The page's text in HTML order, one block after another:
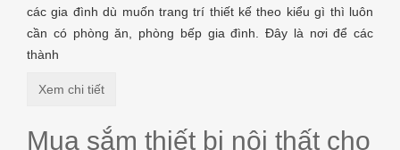
các gia đình dù muốn trang trí thiết kế theo kiểu gì thì luôn
cần có phòng ăn, phòng bếp gia đình. Đây là nơi để các
thành
Xem chi tiết
Mua sắm thiết bị nội thất cho